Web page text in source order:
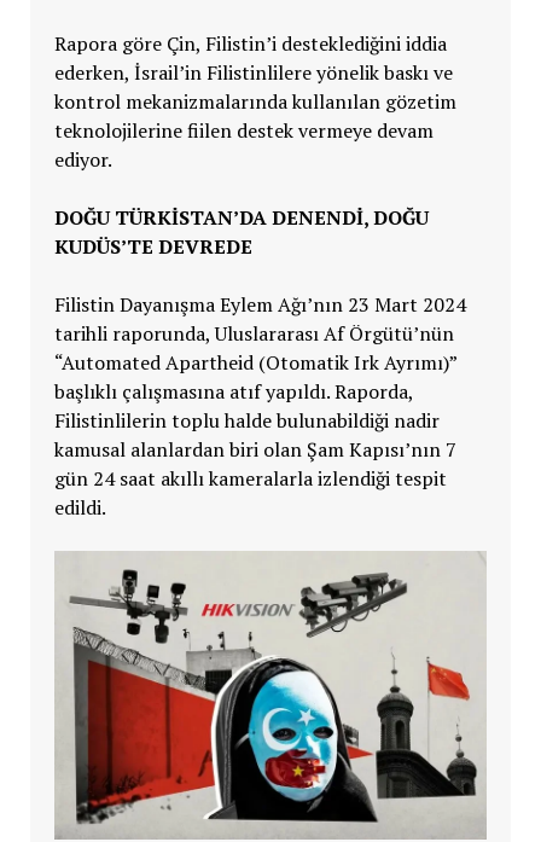
Rapora göre Çin, Filistin’i desteklediğini iddia
ederken, İsrail’in Filistinlilere yönelik baskı ve
kontrol mekanizmalarında kullanılan gözetim
teknolojilerine fiilen destek vermeye devam
ediyor.
DOĞU TÜRKİSTAN’DA DENENDİ, DOĞU
KUDÜS’TE DEVREDE
Filistin Dayanışma Eylem Ağı’nın 23 Mart 2024
tarihli raporunda, Uluslararası Af Örgütü’nün
“Automated Apartheid (Otomatik Irk Ayrımı)”
başlıklı çalışmasına atıf yapıldı. Raporda,
Filistinlilerin toplu halde bulunabildiği nadir
kamusal alanlardan biri olan Şam Kapısı’nın 7
gün 24 saat akıllı kameralarla izlendiği tespit
edildi.